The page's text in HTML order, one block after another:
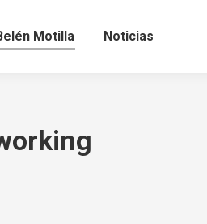
Motilla Noticias